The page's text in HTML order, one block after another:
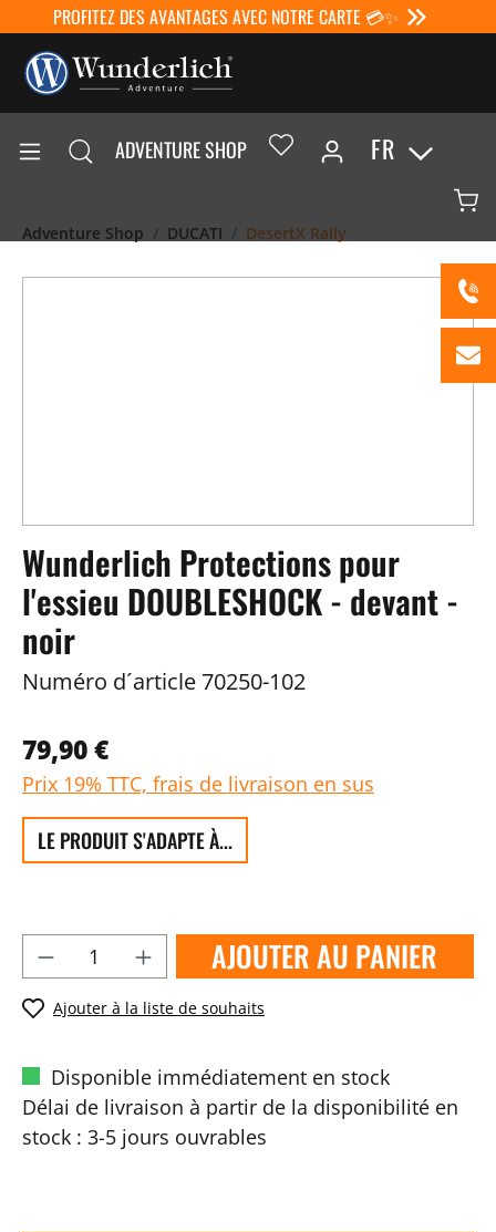
PROFITEZ DES AVANTAGES AVEC NOTRE CARTE 💳✨
ADVENTURE SHOP FR
Adventure Shop DUCATI DesertX Rally
Wunderlich Protections pour
l'essieu DOUBLESHOCK - devant -
noir
Numéro d´article 70250-102
79,90 €
Prix 19% TTC, frais de livraison en sus
LE PRODUIT S'ADAPTE À...
AJOUTER AU PANIER
Ajouter à la liste de souhaits
Disponible immédiatement en stock
Délai de livraison à partir de la disponibilité en
stock : 3-5 jours ouvrables